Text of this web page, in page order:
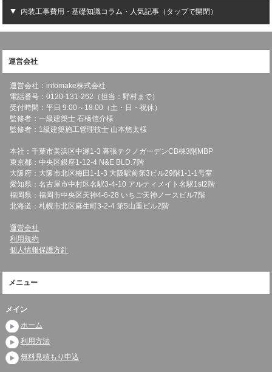
内装工事費用・基礎知識コラム・人気記事（タップで開閉）
運営会社
運営会社：infomake株式会社
電話番号：0120-131-262（担当：野村まで）
受付時間：平日 9:00～18:00（土・日・祝休）
監修者：一級建築士 石橋信介様
監修者：1級建築施工管理技士 山本悠太様
本社：千葉市美浜区中瀬1-3 幕張テクノガーデンCB棟3階MBP
東京都：中央区銀座1-12-4 N&E BLD.7階
大阪府：大阪市北区梅田1-1-3 大阪駅前第3ビル29階1-1-1号室
愛知県：名古屋市中村区名駅3-4-10 アルティメイト名駅1st2階
福岡県：福岡市中央区天神4-6-28 いちご天神ノースビル7階
北海道：札幌市北区麻生町3-2-4 第5山重ビル2階
運営会社
利用規約
個人情報保護方針
メニュー
メイン
ホーム
利用方法
無料見積もり申込